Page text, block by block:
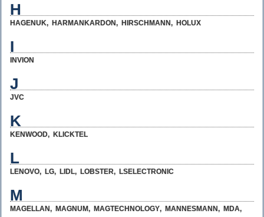
H
HAGENUK, HARMANKARDON, HIRSCHMANN, HOLUX
I
INVION
J
JVC
K
KENWOOD, KLICKTEL
L
LENOVO, LG, LIDL, LOBSTER, LSELECTRONIC
M
MAGELLAN, MAGNUM, MAGTECHNOLOGY, MANNESMANN, MDA,